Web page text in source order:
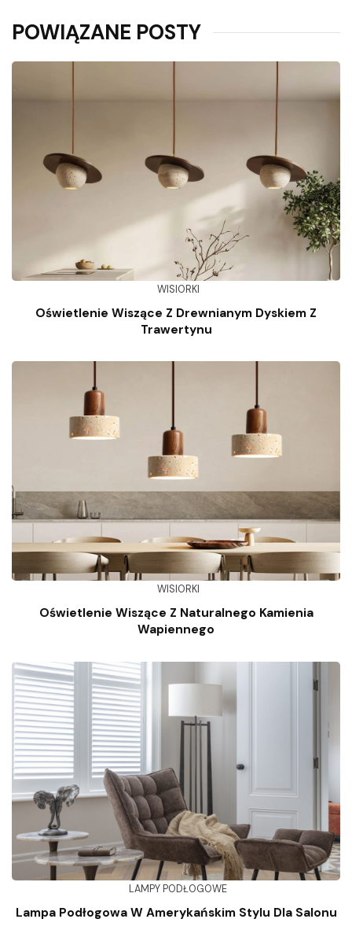
POWIĄZANE POSTY
WISIORKI
Oświetlenie Wiszące Z Drewnianym Dyskiem Z
Trawertynu
WISIORKI
Oświetlenie Wiszące Z Naturalnego Kamienia
Wapiennego
LAMPY PODŁOGOWE
Lampa Podłogowa W Amerykańskim Stylu Dla Salonu